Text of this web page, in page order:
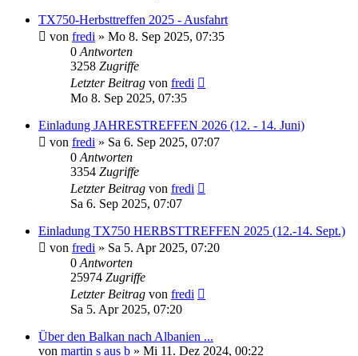
TX750-Herbsttreffen 2025 - Ausfahrt
von fredi » Mo 8. Sep 2025, 07:35
0 Antworten
3258 Zugriffe
Letzter Beitrag von fredi
Mo 8. Sep 2025, 07:35
Einladung JAHRESTREFFEN 2026 (12. - 14. Juni)
von fredi » Sa 6. Sep 2025, 07:07
0 Antworten
3354 Zugriffe
Letzter Beitrag von fredi
Sa 6. Sep 2025, 07:07
Einladung TX750 HERBSTTREFFEN 2025 (12.-14. Sept.)
von fredi » Sa 5. Apr 2025, 07:20
0 Antworten
25974 Zugriffe
Letzter Beitrag von fredi
Sa 5. Apr 2025, 07:20
Über den Balkan nach Albanien ...
von martin s aus b » Mi 11. Dez 2024, 00:22